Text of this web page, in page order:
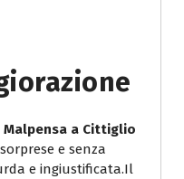
Malpensa a Cittiglio
e senza
e ingiustificata.Il